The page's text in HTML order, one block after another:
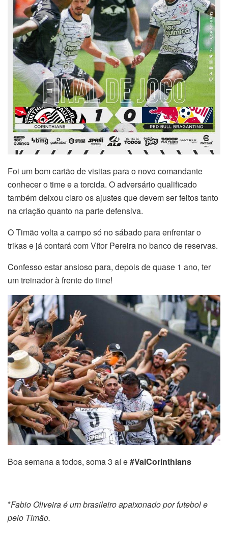
Foi um bom cartão de visitas para o novo comandante
conhecer o time e a torcida. O adversário qualificado
também deixou claro os ajustes que devem ser feitos tanto
na criação quanto na parte defensiva.
O Timão volta a campo só no sábado para enfrentar o
trikas e já contará com Vítor Pereira no banco de reservas.
Confesso estar ansioso para, depois de quase 1 ano, ter
um treinador à frente do time!
Boa semana a todos, soma 3 aí e#VaiCorinthians
*Fabio Oliveira é um brasileiro apaixonado por futebol e
pelo Timão.